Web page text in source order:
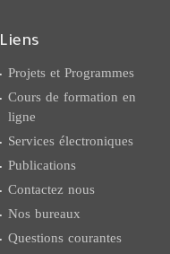
Liens
Projets et Programmes
Cours de formation en
ligne
Services électroniques
Publications
Contactez nous
Nos bureaux
Questions courantes